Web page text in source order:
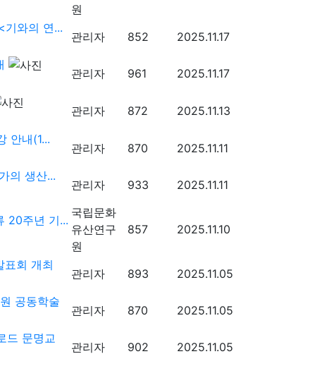
원
기와의 연...
관리자 852 2025.11.17
관리자 961 2025.11.17
관리자 872 2025.11.13
안내(1...
관리자 870 2025.11.11
의 생산...
관리자 933 2025.11.11
20주년 기...
국립문화
유산연구
원
857 2025.11.10
표회 개최
관리자 893 2025.11.05
공동학술
관리자 870 2025.11.05
드 문명교
관리자 902 2025.11.05